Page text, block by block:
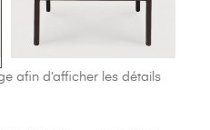
afin d’afficher les détails